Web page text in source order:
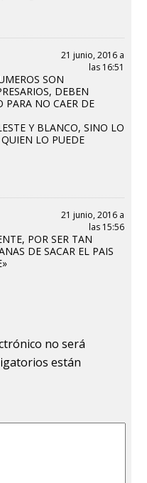
21 junio, 2016 a
las 16:51
SON
DEBEN
PARA NO CAER DE
Y BLANCO, SINO LO
LO PUEDE
21 junio, 2016 a
las 15:56
POR SER TAN
DE SACAR EL PAIS
no será
están